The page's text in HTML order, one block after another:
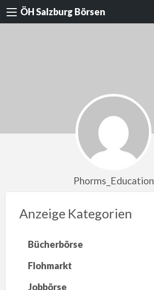
ÖH Salzburg Börsen
Phorms_Education
Anzeige Kategorien
Bücherbörse
Flohmarkt
Jobbörse